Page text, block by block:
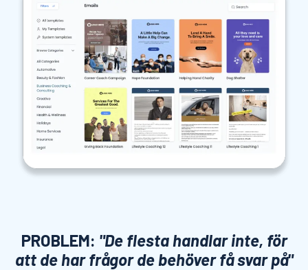
PROBLEM: "De flesta handlar inte, för
att de har frågor de behöver få svar på"